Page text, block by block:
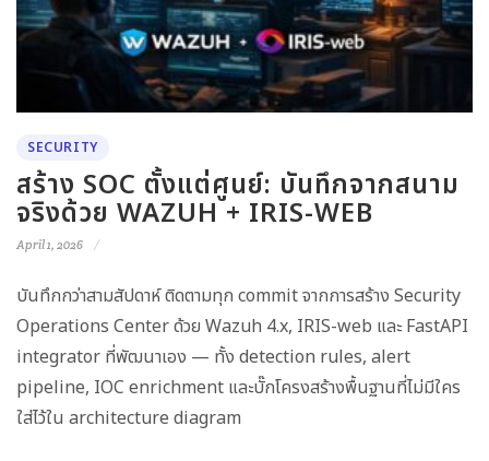
SECURITY
สร้าง SOC ตั้งแต่ศูนย์: บันทึกจากสนาม
จริงด้วย WAZUH + IRIS-WEB
April 1, 2026
บันทึกกว่าสามสัปดาห์ ติดตามทุก commit จากการสร้าง Security
Operations Center ด้วย Wazuh 4.x, IRIS-web และ FastAPI
integrator ที่พัฒนาเอง — ทั้ง detection rules, alert
pipeline, IOC enrichment และบั๊กโครงสร้างพื้นฐานที่ไม่มีใคร
ใส่ไว้ใน architecture diagram